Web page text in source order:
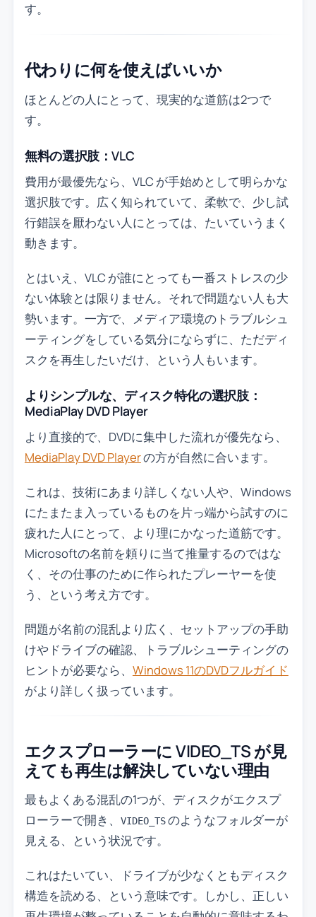
す。
代わりに何を使えばいいか
ほとんどの人にとって、現実的な道筋は2つで
す。
無料の選択肢：VLC
費用が最優先なら、VLC が手始めとして明らかな
選択肢です。広く知られていて、柔軟で、少し試
行錯誤を厭わない人にとっては、たいていうまく
動きます。
とはいえ、VLC が誰にとっても一番ストレスの少
ない体験とは限りません。それで問題ない人も大
勢います。一方で、メディア環境のトラブルシュ
ーティングをしている気分にならずに、ただディ
スクを再生したいだけ、という人もいます。
よりシンプルな、ディスク特化の選択肢：
MediaPlay DVD Player
より直接的で、DVDに集中した流れが優先なら、
MediaPlay DVD Playerの方が自然に合います。
これは、技術にあまり詳しくない人や、Windows
にたまたま入っているものを片っ端から試すのに
疲れた人にとって、より理にかなった道筋です。
Microsoftの名前を頼りに当て推量するのではな
く、その仕事のために作られたプレーヤーを使
う、という考え方です。
問題が名前の混乱より広く、セットアップの手助
けやドライブの確認、トラブルシューティングの
ヒントが必要なら、 Windows 11のDVDフルガイド
がより詳しく扱っています。
エクスプローラーに VIDEO_TS が見
えても再生は解決していない理由
最もよくある混乱の1つが、ディスクがエクスプ
ローラーで開き、
VIDEO_TSのようなフォルダーが
見える、という状況です。
これはたいてい、ドライブが少なくともディスク
構造を読める、という意味です。しかし、正しい